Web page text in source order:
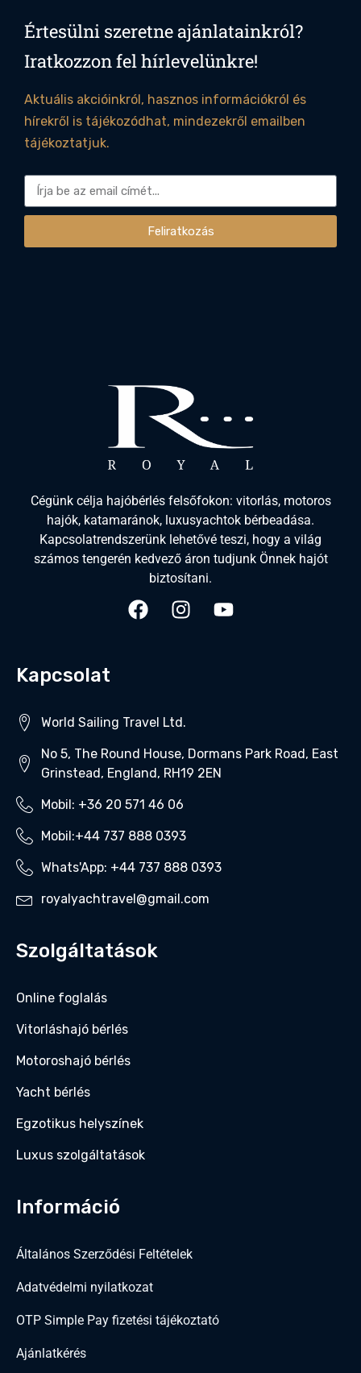
Értesülni szeretne ajánlatainkról?
Iratkozzon fel hírlevelünkre!
Aktuális akcióinkról, hasznos információkról és
hírekről is tájékozódhat, mindezekről emailben
tájékoztatjuk.
Feliratkozás
Cégünk célja hajóbérlés felsőfokon: vitorlás, motoros
hajók, katamaránok, luxusyachtok bérbeadása.
Kapcsolatrendszerünk lehetővé teszi, hogy a világ
számos tengerén kedvező áron tudjunk Önnek hajót
biztosítani.
Kapcsolat
World Sailing Travel Ltd.
No 5, The Round House, Dormans Park Road, East
Grinstead, England, RH19 2EN
Mobil: +36 20 571 46 06‬
Mobil:+44 737 888 0393‬
Whats'App: +44 737 888 0393‬
royalyachtravel@gmail.com
Szolgáltatások
Online foglalás
Vitorláshajó bérlés
Motoroshajó bérlés
Yacht bérlés
Egzotikus helyszínek
Luxus szolgáltatások
Információ
Általános Szerződési Feltételek
Adatvédelmi nyilatkozat
OTP Simple Pay fizetési tájékoztató
Ajánlatkérés